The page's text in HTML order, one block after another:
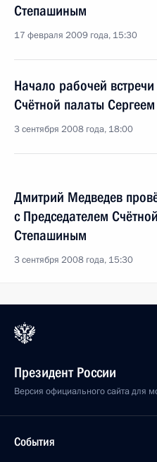
Степашиным
17 февраля 2009 года, 15:30
Начало рабочей
Счётной палаты
3 сентября 2008 года, 18:00
Дмитрий Медведев
с Председателем
Степашиным
3 сентября 2008 года, 15:30
Президент России
Версия официального сайта для
События